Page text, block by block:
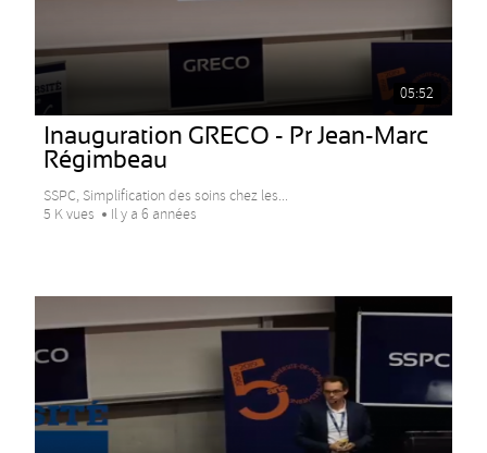
05:52
Inauguration GRECO - Pr Jean-Marc
Régimbeau
SSPC, Simplification des soins chez les...
5 K vues
Il y a 6 années